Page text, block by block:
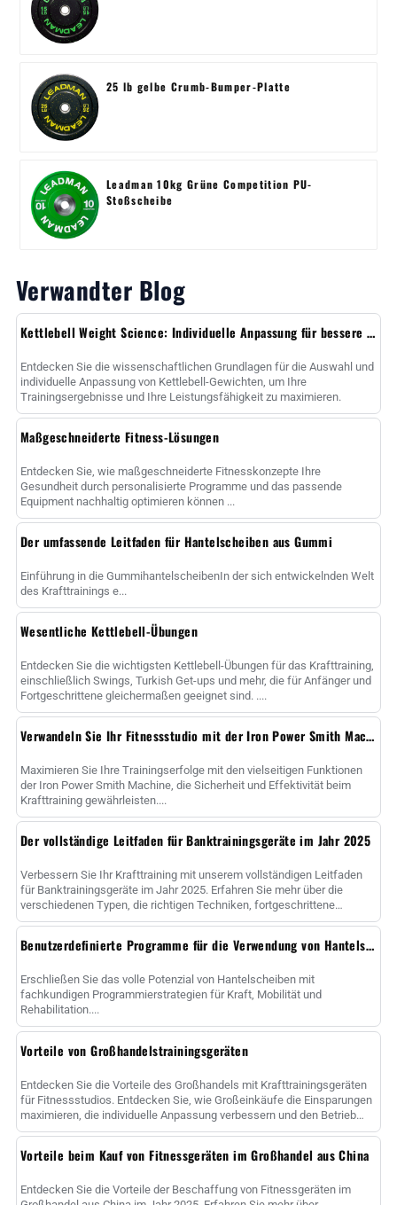
25 lb gelbe Crumb-Bumper-Platte
Leadman 10kg Grüne Competition PU-
Stoßscheibe
Verwandter Blog
Kettlebell Weight Science: Individuelle Anpassung für bessere Ergebnisse
Entdecken Sie die wissenschaftlichen Grundlagen für die Auswahl und
individuelle Anpassung von Kettlebell-Gewichten, um Ihre
Trainingsergebnisse und Ihre Leistungsfähigkeit zu maximieren.
Maßgeschneiderte Fitness-Lösungen
Entdecken Sie, wie maßgeschneiderte Fitnesskonzepte Ihre
Gesundheit durch personalisierte Programme und das passende
Equipment nachhaltig optimieren können ...
Der umfassende Leitfaden für Hantelscheiben aus Gummi
Einführung in die GummihantelscheibenIn der sich entwickelnden Welt
des Krafttrainings e...
Wesentliche Kettlebell-Übungen
Entdecken Sie die wichtigsten Kettlebell-Übungen für das Krafttraining,
einschließlich Swings, Turkish Get-ups und mehr, die für Anfänger und
Fortgeschrittene gleichermaßen geeignet sind. ....
Verwandeln Sie Ihr Fitnessstudio mit der Iron Power Smith Machine
Maximieren Sie Ihre Trainingserfolge mit den vielseitigen Funktionen
der Iron Power Smith Machine, die Sicherheit und Effektivität beim
Krafttraining gewährleisten....
Der vollständige Leitfaden für Banktrainingsgeräte im Jahr 2025
Verbessern Sie Ihr Krafttraining mit unserem vollständigen Leitfaden
für Banktrainingsgeräte im Jahr 2025. Erfahren Sie mehr über die
verschiedenen Typen, die richtigen Techniken, fortgeschrittene
Methoden und ......
Benutzerdefinierte Programme für die Verwendung von Hantelscheiben
Erschließen Sie das volle Potenzial von Hantelscheiben mit
fachkundigen Programmierstrategien für Kraft, Mobilität und
Rehabilitation....
Vorteile von Großhandelstrainingsgeräten
Entdecken Sie die Vorteile des Großhandels mit Krafttrainingsgeräten
für Fitnessstudios. Entdecken Sie, wie Großeinkäufe die Einsparungen
maximieren, die individuelle Anpassung verbessern und den Betrieb
rationalisieren......
Vorteile beim Kauf von Fitnessgeräten im Großhandel aus China
Entdecken Sie die Vorteile der Beschaffung von Fitnessgeräten im